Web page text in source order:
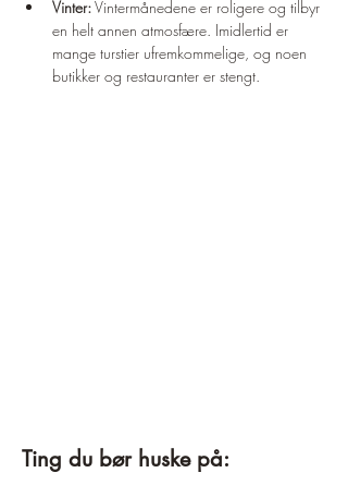
Vinter: Vintermånedene er roligere og tilbyr
en helt annen atmosfære. Imidlertid er
mange turstier ufremkommelige, og noen
butikker og restauranter er stengt.
Ting du bør huske på: